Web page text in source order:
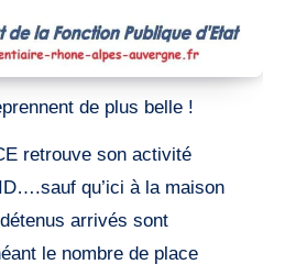
de plus belle !
retrouve son activité
qu’ici à la maison
arrivés sont
le nombre de place